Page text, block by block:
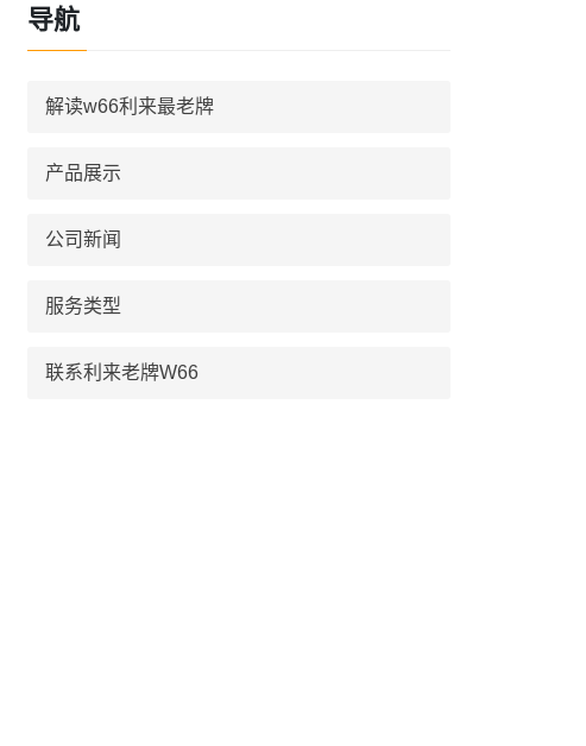
导航
解读w66利来最老牌
产品展示
公司新闻
服务类型
联系利来老牌W66